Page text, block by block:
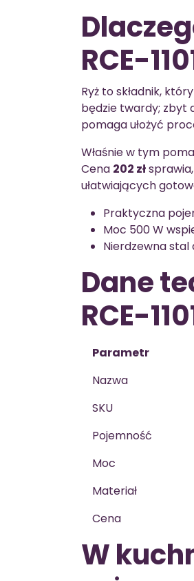
RCE-
Ryż to składnik,
będzie twardy; zbyt
pomaga ułożyć
Właśnie w tym
Cena 202 zł
ułatwiających
Praktyczna
Moc 500 W
Nierdzewna stal
Dane
RCE-
Parametr
Nazwa
SKU
Pojemność
Moc
Materiał
Cena
W